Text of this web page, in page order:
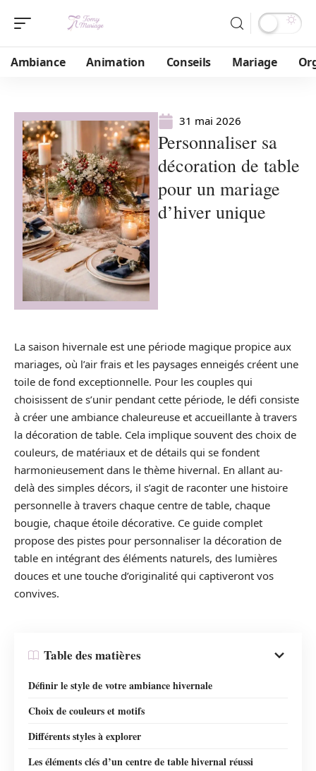
Ambiance Animation Conseils Mariage
31 mai 2026
Personnaliser sa
décoration de table
pour un mariage
d’hiver unique
La saison hivernale est une période magique propice aux
mariages, où l’air frais et les paysages enneigés créent une
toile de fond exceptionnelle. Pour les couples qui
choisissent de s’unir pendant cette période, le défi consiste
à créer une ambiance chaleureuse et accueillante à travers
la décoration de table. Cela implique souvent des choix de
couleurs, de matériaux et de détails qui se fondent
harmonieusement dans le thème hivernal. En allant au-
delà des simples décors, il s’agit de raconter une histoire
personnelle à travers chaque centre de table, chaque
bougie, chaque étoile décorative. Ce guide complet
propose des pistes pour personnaliser la décoration de
table en intégrant des éléments naturels, des lumières
douces et une touche d’originalité qui captiveront vos
convives.
Table des matières
Définir le style de votre ambiance hivernale
Choix de couleurs et motifs
Différents styles à explorer
Les éléments clés d’un centre de table hivernal réussi